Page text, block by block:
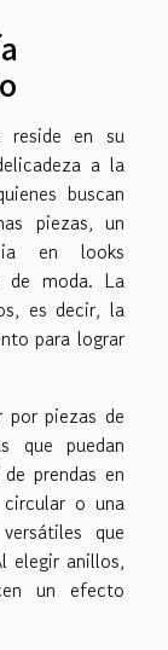
reside en su
a la
buscan
piezas, un
en looks
de moda. La
es decir, la
para lograr
por piezas de
que puedan
prendas en
o una
que
elegir anillos,
un efecto